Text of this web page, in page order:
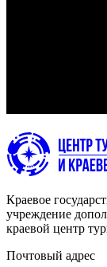
Краевое
учреждение
краевой центр
Почтовый адрес